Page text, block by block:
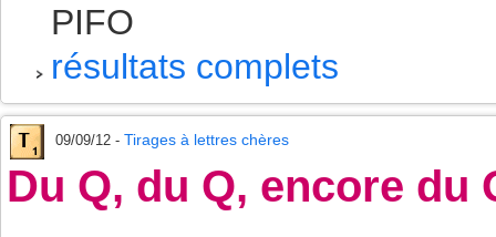
PIFO
résultats complets
09/09/12 - Tirages à lettres chères
Du Q, du Q, encore du